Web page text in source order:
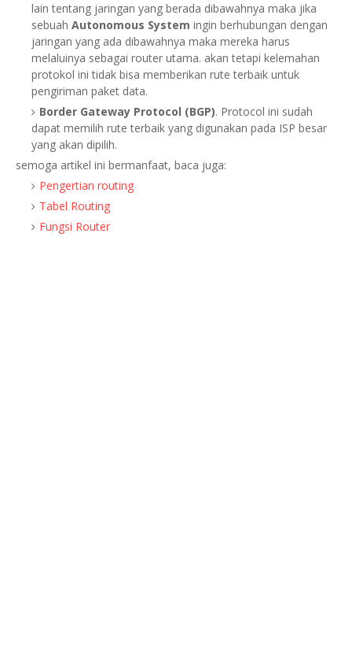
lain tentang jaringan yang berada dibawahnya maka jika
sebuah Autonomous System ingin berhubungan dengan
jaringan yang ada dibawahnya maka mereka harus
melaluinya sebagai router utama. akan tetapi kelemahan
protokol ini tidak bisa memberikan rute terbaik untuk
pengiriman paket data.
Border Gateway Protocol (BGP). Protocol ini sudah
dapat memilih rute terbaik yang digunakan pada ISP besar
yang akan dipilih.
semoga artikel ini bermanfaat, baca juga:
Pengertian routing
Tabel Routing
Fungsi Router